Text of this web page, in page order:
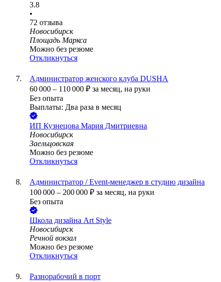
3.8
•
72 отзыва
Новосибирск
Площадь Маркса
Можно без резюме
Откликнуться
Администратор женского клуба DUSHA
60 000 – 110 000 ₽ за месяц, на руки
Без опыта
Выплаты: Два раза в месяц
ИП Кузнецова Мария Дмитриевна
Новосибирск
Заельцовская
Можно без резюме
Откликнуться
Администратор / Event-менеджер в студию дизайна
100 000 – 200 000 ₽ за месяц, на руки
Без опыта
Школа дизайна Art Style
Новосибирск
Речной вокзал
Можно без резюме
Откликнуться
Разнорабочий в порт